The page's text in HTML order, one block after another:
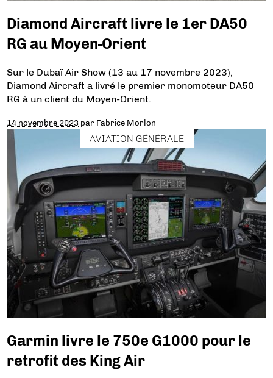
Diamond Aircraft livre le 1er DA50
RG au Moyen-Orient
Sur le Dubaï Air Show (13 au 17 novembre 2023),
Diamond Aircraft a livré le premier monomoteur DA50
RG à un client du Moyen-Orient.
14 novembre 2023 par Fabrice Morlon
AVIATION GÉNÉRALE
Garmin livre le 750e G1000 pour le
retrofit des King Air